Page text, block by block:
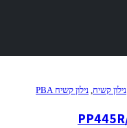
נילון קשיח, נילון קשיח PBA